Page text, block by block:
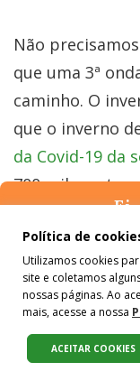
Não
que uma 3ª
caminho. O
que o inverno
da Covid-19 da
700 mil mortes
ser atingido
se a CPI da
esperança é
sociedade civil
os diversosCompartilhe:
Política de
Utilizamos cookies
site e coletamos
nossas páginas. Ao
mais, acesse a nossa
ACEITAR COOKIES
Pense na
colunistas e